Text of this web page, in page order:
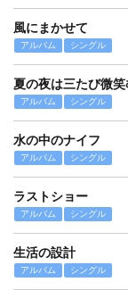
風にまかせて
アルバム シングル
夏の夜は三たび微笑
アルバム シングル
水の中のナイフ
アルバム シングル
ラストショー
アルバム シングル
生活の設計
アルバム シングル